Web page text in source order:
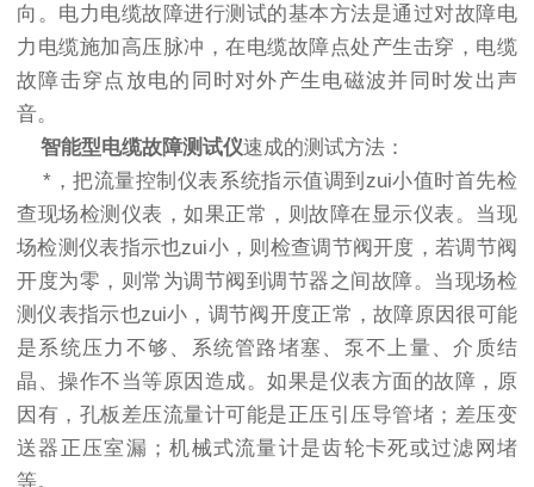
向。电力电缆故障进行测试的基本方法是通过对故障电
力电缆施加高压脉冲，在电缆故障点处产生击穿，电缆
故障击穿点放电的同时对外产生电磁波并同时发出声
音。
智能型电缆故障测试仪速成的测试方法：
*，把流量控制仪表系统指示值调到zui小值时首先检
查现场检测仪表，如果正常，则故障在显示仪表。当现
场检测仪表指示也zui小，则检查调节阀开度，若调节阀
开度为零，则常为调节阀到调节器之间故障。当现场检
测仪表指示也zui小，调节阀开度正常，故障原因很可能
是系统压力不够、系统管路堵塞、泵不上量、介质结
晶、操作不当等原因造成。如果是仪表方面的故障，原
因有，孔板差压流量计可能是正压引压导管堵；差压变
送器正压室漏；机械式流量计是齿轮卡死或过滤网堵
等。